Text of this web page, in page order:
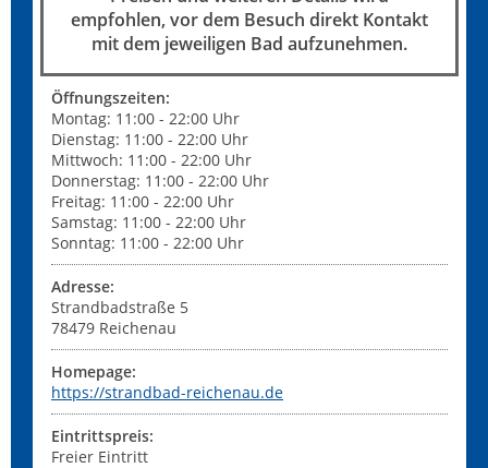
empfohlen, vor dem Besuch direkt Kontakt
mit dem jeweiligen Bad aufzunehmen.
Öffnungszeiten:
Montag: 11:00 - 22:00 Uhr
Dienstag: 11:00 - 22:00 Uhr
Mittwoch: 11:00 - 22:00 Uhr
Donnerstag: 11:00 - 22:00 Uhr
Freitag: 11:00 - 22:00 Uhr
Samstag: 11:00 - 22:00 Uhr
Sonntag: 11:00 - 22:00 Uhr
Adresse:
Strandbadstraße 5
78479 Reichenau
Homepage:
https://strandbad-reichenau.de
Eintrittspreis:
Freier Eintritt